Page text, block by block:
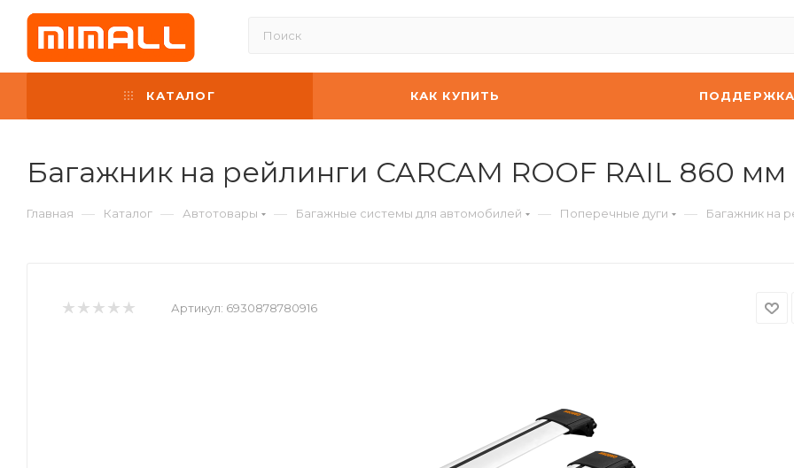
КАТАЛОГ КАК КУПИТЬ ПОДДЕРЖКА
Багажник на рейлинги CARCAM ROOF RAIL 860 мм
Главная — Каталог — Автотовары — Багажные системы для автомобилей — Поперечные дуги — Багажник на
Артикул: 6930878780916